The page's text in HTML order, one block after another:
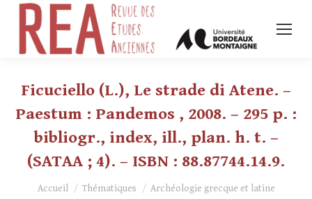
Ficuciello (L.), Le strade di Atene. –
Paestum : Pandemos , 2008. – 295 p. :
bibliogr., index, ill., plan. h. t. –
(SATAA ; 4). – ISBN : 88.87744.14.9.
Vous êtes ici :
Accueil Thématiques
Archéologie grecque et latine